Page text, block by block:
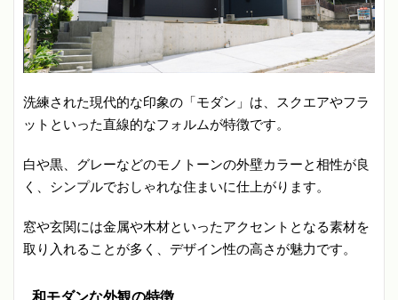
洗練された現代的な印象の「モダン」は、スクエアやフラ
ットといった直線的なフォルムが特徴です。
白や黒、グレーなどのモノトーンの外壁カラーと相性が良
く、シンプルでおしゃれな住まいに仕上がります。
窓や玄関には金属や木材といったアクセントとなる素材を
取り入れることが多く、デザイン性の高さが魅力です。
和モダンな外観の特徴